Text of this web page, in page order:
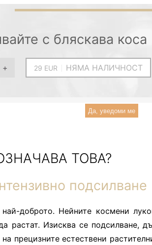
с бляскава коса
+ НЯМА НАЛИЧНОСТ
Да, уведоми ме
ТОВА?
подсилване
доброто. Нейните космени
растат. Изисква се подсилване,
прецизните естествени